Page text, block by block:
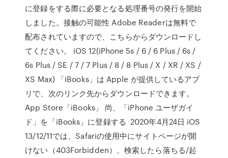
に登録をする際に必要となる処理番号の発行を開始
しました。接触の可能性 Adobe Readerは無料で
配布されていますので、こちらからダウンロードし
てください。 iOS 12(iPhone 5s / 6 / 6 Plus / 6s /
6s Plus / SE / 7 / 7 Plus / 8 / 8 Plus / X / XR / XS /
XS Max) 「iBooks」は Apple が提供しているアプ
リで、次のリンク先からダウンロードできます。
App Store「iBooks」 尚、「iPhone ユーザガイ
ド」を「iBooks」に登録する 2020年4月24日 iOS
13/12/11では、Safariの使用中にサイトページが開
けない（403Forbidden）、検索したら落ちる/起